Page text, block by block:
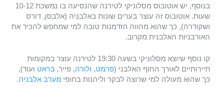
בנוסף, יש אוטובוס מסלוניקי לטירנה שהנסיעה בו נמשכת 10-12
שעות. אוטובוס זה עוצר בערים שונות באלבניה (אלבסן, דורס
ושקודרה), כך שהוא מהווה הזדמנות טובה למי שמחפש להכיר את
האורבניות האלבנית מקרוב.
קו נוסף שיוצא מסלוניקי בשעה 19:30 לטירנה עוצר במקומות
תיירותיים לאורך החוף האלבני (פרמט, ולורה, פייר,בראט ועוד),
כך שהוא מעולה למי שרוצה לבקר וליהנות בחופי מערב אלבניה.